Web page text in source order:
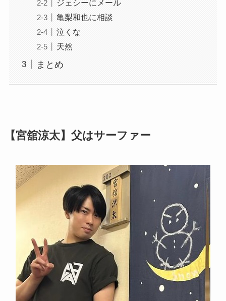
ジェシーにメール
亀梨和也に相談
泣くな
天然
まとめ
【宮舘涼太】父はサーファー